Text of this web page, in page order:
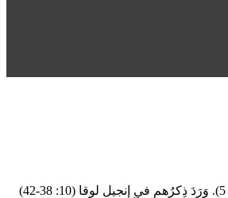
لَعازرُ، وأختاهُ مرتا ومريم هم مِن بيتَ عنيا، بالقربِ منَ القُدس. كانت تربُطُهُم بيسوعَ صداقةٌ متينةٌ، كما يُخبرنا يوحنّا الإنجيليّ: "كانَ يسوعُ يُحبّ مرتا وأختَها ولَعازر" (11: 5). وَرَدَ ذِكرُهم في إنجيل لوقا (10: 38-42)